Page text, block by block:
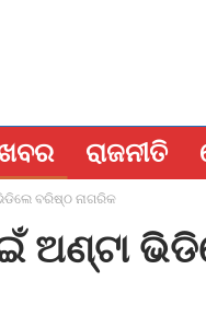
ରାଜନୀତି
ବରିଷ୍ଠ ନାଗରିକ
ଅଣ୍ଟା